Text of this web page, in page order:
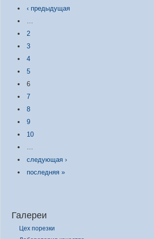
‹ предыдущая
…
2
3
4
5
6
7
8
9
10
…
следующая ›
последняя »
Галереи
Цех порезки